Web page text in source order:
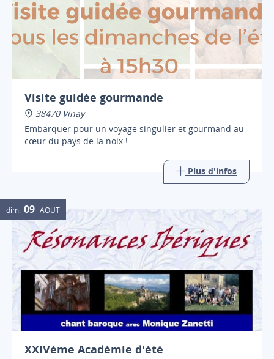
Visite guidée gourmande
38470 Vinay
Embarquer pour un voyage singulier et gourmand au
cœur du pays de la noix !
Plus d'infos
dim. 09 AOÛT
XXIVème Académie d'été